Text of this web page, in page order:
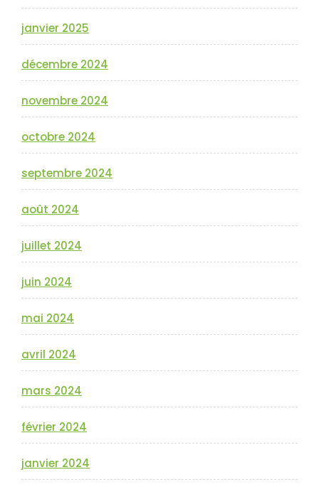
janvier 2025
décembre 2024
novembre 2024
octobre 2024
septembre 2024
août 2024
juillet 2024
juin 2024
mai 2024
avril 2024
mars 2024
février 2024
janvier 2024